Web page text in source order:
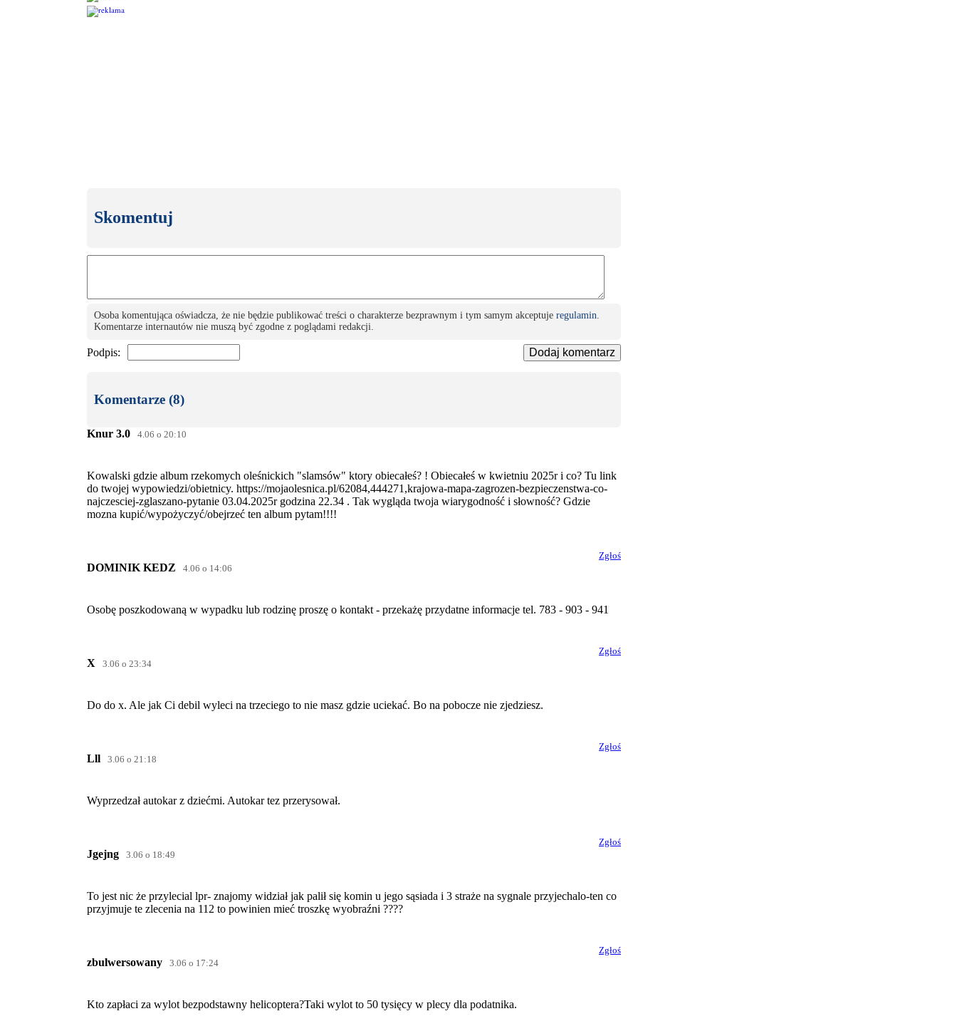
Skomentuj
Osoba komentująca oświadcza, że nie będzie publikować treści o charakterze bezprawnym i tym samym akceptuje regulamin.
Komentarze internautów nie muszą być zgodne z poglądami redakcji.
Podpis: Dodaj komentarz
Komentarze (8)
Knur 3.0 4.06 o 20:10
Kowalski gdzie album rzekomych oleśnickich "slamsów" ktory obiecałeś? ! Obiecałeś w kwietniu 2025r i co? Tu link
do twojej wypowiedzi/obietnicy. https://mojaolesnica.pl/62084,444271,krajowa-mapa-zagrozen-bezpieczenstwa-co-
najczesciej-zglaszano-pytanie 03.04.2025r godzina 22.34 . Tak wygląda twoja wiarygodność i słowność? Gdzie
mozna kupić/wypożyczyć/obejrzeć ten album pytam!!!!
Zgłoś
DOMINIK KEDZ 4.06 o 14:06
Osobę poszkodowaną w wypadku lub rodzinę proszę o kontakt - przekażę przydatne informacje tel. 783 - 903 - 941
Zgłoś
X 3.06 o 23:34
Do do x. Ale jak Ci debil wyleci na trzeciego to nie masz gdzie uciekać. Bo na pobocze nie zjedziesz.
Zgłoś
Lll 3.06 o 21:18
Wyprzedzał autokar z dziećmi. Autokar tez przerysował.
Zgłoś
Jgejng 3.06 o 18:49
To jest nic że przylecial lpr- znajomy widział jak palił się komin u jego sąsiada i 3 straże na sygnale przyjechalo-ten co
przyjmuje te zlecenia na 112 to powinien mieć troszkę wyobraźni ????
Zgłoś
zbulwersowany 3.06 o 17:24
Kto zapłaci za wylot bezpodstawny helicoptera?Taki wylot to 50 tysięcy w plecy dla podatnika.